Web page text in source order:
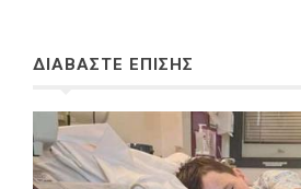
ΔΙΑΒΑΣΤΕ ΕΠΙΣΗΣ